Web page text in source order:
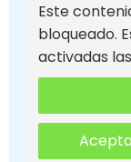
Este
bloqueado.
activadas